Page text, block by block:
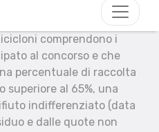
comprendono i
al concorso e che
percentuale di raccolta
superiore al 65%, una
indifferenziato (data
e dalle quote non